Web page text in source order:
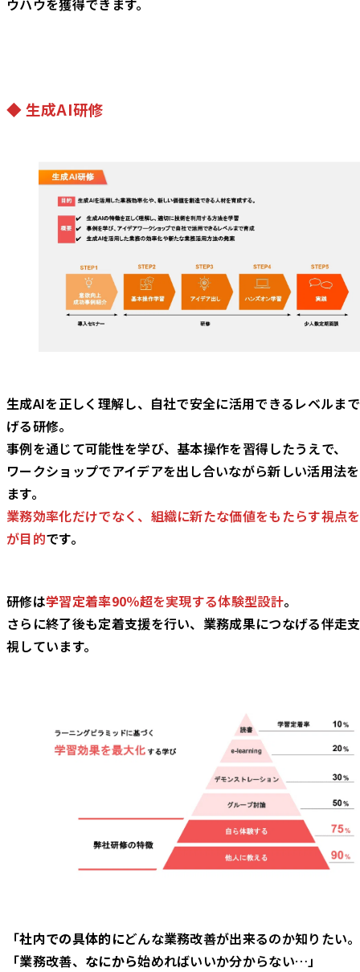
ウハウを獲得できます。
◆ 生成AI研修
生成AIを正しく理解し、自社で安全に活用できるレベルま
げる研修。
事例を通じて可能性を学び、基本操作を習得したうえで、
ワークショップでアイデアを出し合いながら新しい活用法
ます。
業務効率化だけでなく、組織に新たな価値をもたらす視点
が目的です。
研修は学習定着率90％超を実現する体験型設計。
さらに終了後も定着支援を行い、業務成果につなげる伴走
視しています。
「社内での具体的にどんな業務改善が出来るのか知りたい
「業務改善、 なにから始めればいいか分からない…」